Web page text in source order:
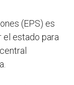
(EPS) es
el estado para